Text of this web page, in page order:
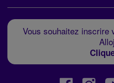
Vous souhaitez inscrire